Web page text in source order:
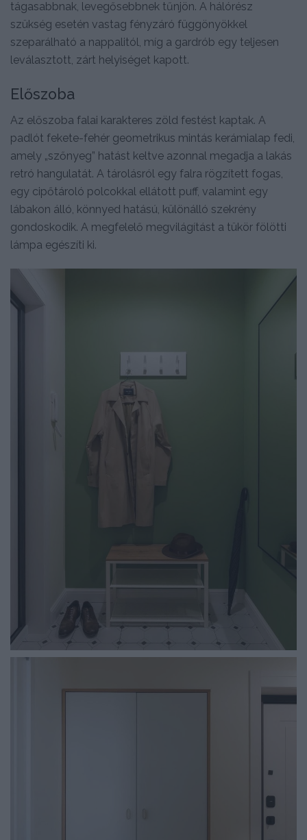
tágasabbnak, levegősebbnek tűnjön. A hálórész
szükség esetén vastag fényzáró függönyökkel
szeparálható a nappalitól, míg a gardrób egy teljesen
leválasztott, zárt helyiséget kapott.
Előszoba
Az előszoba falai karakteres zöld festést kaptak. A
padlót fekete-fehér geometrikus mintás kerámialap fedi,
amely „szőnyeg” hatást keltve azonnal megadja a lakás
retró hangulatát. A tárolásról egy falra rögzített fogas,
egy cipőtároló polcokkal ellátott puff, valamint egy
lábakon álló, könnyed hatású, különálló szekrény
gondoskodik. A megfelelő megvilágítást a tükör fölötti
lámpa egészíti ki.